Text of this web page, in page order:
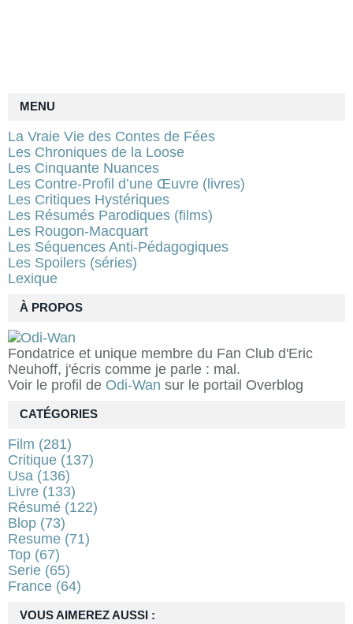
À PROPOS
Fondatrice et unique membre du Fan Club d'Eric
Neuhoff, j'écris comme je parle : mal.
Voir le profil de Odi-Wan sur le portail Overblog
VOUS AIMEREZ AUSSI :
MENU
La Vraie Vie des Contes de Fées
Les Chroniques de la Loose
Les Cinquante Nuances
Les Contre-Profil d’une Œuvre (livres)
Les Critiques Hystériques
Les Résumés Parodiques (films)
Les Rougon-Macquart
Les Séquences Anti-Pédagogiques
Les Spoilers (séries)
Lexique
CATÉGORIES
Film (281)
Critique (137)
Usa (136)
Livre (133)
Résumé (122)
Blop (73)
Resume (71)
Top (67)
Serie (65)
France (64)